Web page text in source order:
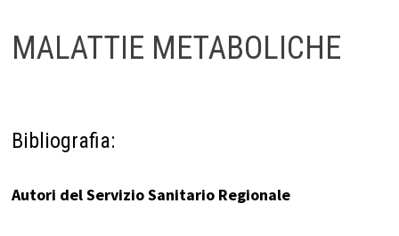
MALATTIE METABOLICHE
Bibliografia:
Autori del Servizio Sanitario Regionale